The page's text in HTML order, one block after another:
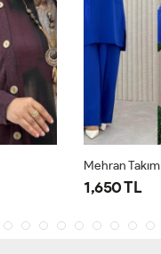
Mehran Takım
1,650 TL